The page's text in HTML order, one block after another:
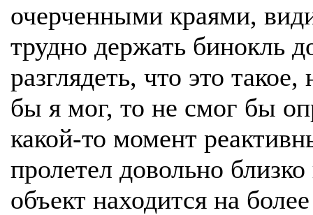
очерченными краями,
трудно держать бинокль
разглядеть, что это
бы я мог, то не смог бы
какой-то момент
пролетел довольно
объект находится на